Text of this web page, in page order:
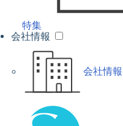
特集
会社情報
会社情報